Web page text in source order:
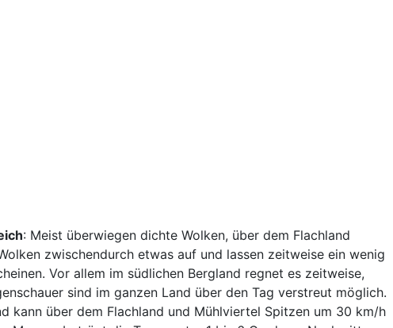
: Meist überwiegen dichte Wolken, über dem Flachland
zwischendurch etwas auf und lassen zeitweise ein wenig
Vor allem im südlichen Bergland regnet es zeitweise,
sind im ganzen Land über den Tag verstreut möglich.
kann über dem Flachland und Mühlviertel Spitzen um 30 km/h